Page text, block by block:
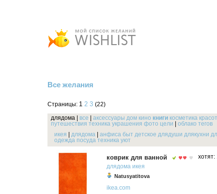
Все желания
Страницы: 1 2 3 (22)
длядома все аксессуары дом кино книги косметика
путешествия техника украшения фото цели
облако тегов
икея
длядома анфиса быт детское длядуши длякухни
одежда посуда техника уют
коврик для ванной хотят:
длядома икея
Natusyatitova
ikea.com